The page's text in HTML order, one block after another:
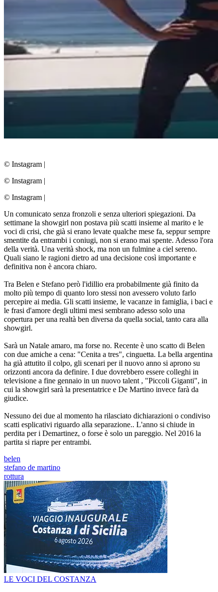
© Instagram |
© Instagram |
© Instagram |
Un comunicato senza fronzoli e senza ulteriori spiegazioni. Da
settimane la showgirl non postava più scatti insieme al marito e le
voci di crisi, che già si erano levate qualche mese fa, seppur sempre
smentite da entrambi i coniugi, non si erano mai spente. Adesso l'ora
della verità. Una verità shock, ma non un fulmine a ciel sereno.
Quali siano le ragioni dietro ad una decisione così importante e
definitiva non è ancora chiaro.
Tra Belen e Stefano però l'idillio era probabilmente già finito da
molto più tempo di quanto loro stessi non avessero voluto farlo
percepire ai media. Gli scatti insieme, le vacanze in famiglia, i baci e
le frasi d'amore degli ultimi mesi sembrano adesso solo una
copertura per una realtà ben diversa da quella social, tanto cara alla
showgirl.
Sarà un Natale amaro, ma forse no. Recente è uno scatto di Belen
con due amiche a cena: "Cenita a tres", cinguetta. La bella argentina
ha già attutito il colpo, gli scenari per il nuovo anno si aprono su
orizzonti ancora da definire. I due dovrebbero essere colleghi in
televisione a fine gennaio in un nuovo talent , "Piccoli Giganti", in
cui la showgirl sarà la presentatrice e De Martino invece farà da
giudice.
Nessuno dei due al momento ha rilasciato dichiarazioni o condiviso
scatti esplicativi riguardo alla separazione.. L'anno si chiude in
perdita per i Demartinez, o forse è solo un pareggio. Nel 2016 la
partita si riapre per entrambi.
belen
stefano de martino
rottura
LE VOCI DEL COSTANZA